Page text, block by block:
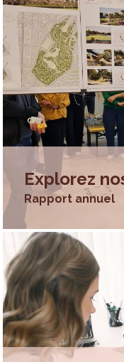
Explorez
Rapport annuel